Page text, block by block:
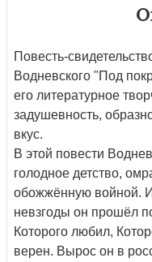
Повесть-
Водневского "Под
его литературное
задушевность,
вкус.
В этой повести
голодное детство,
обожжённую войной. И
невзгоды он прошёл
Которого любил,
верен. Вырос он в